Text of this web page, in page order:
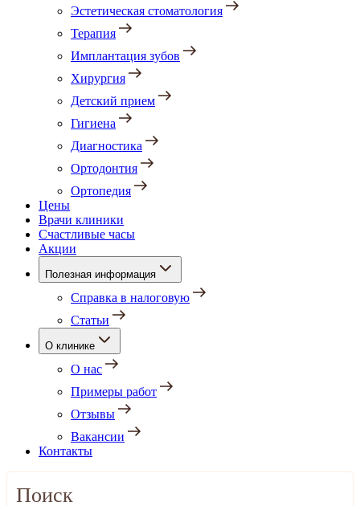
Эстетическая стоматология
Терапия
Имплантация зубов
Хирургия
Детский прием
Гигиена
Диагностика
Ортодонтия
Ортопедия
Цены
Врачи клиники
Счастливые часы
Акции
Полезная информация
Справка в налоговую
Статьи
О клинике
О нас
Примеры работ
Отзывы
Вакансии
Контакты